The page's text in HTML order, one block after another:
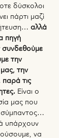
δύσκολοι
πάρτι μαζί
αλλά
πηγή
συνδεθούμε
την
την
τις
Είναι ο
μας που
σύμπαντος…
υπάρχουν
να